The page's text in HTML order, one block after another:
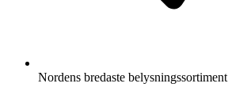
Nordens bredaste belysningssortiment